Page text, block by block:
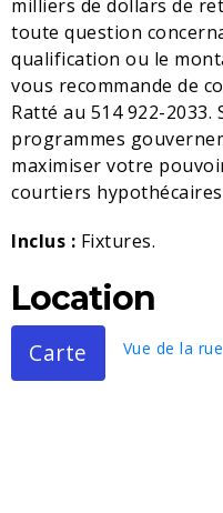
milliers de dollars de
toute question
qualification ou le
vous recommande de
Ratté au 514 922-
programmes
maximiser votre
courtiers
Inclus : Fixtures.
Location
Carte Vue de la rue